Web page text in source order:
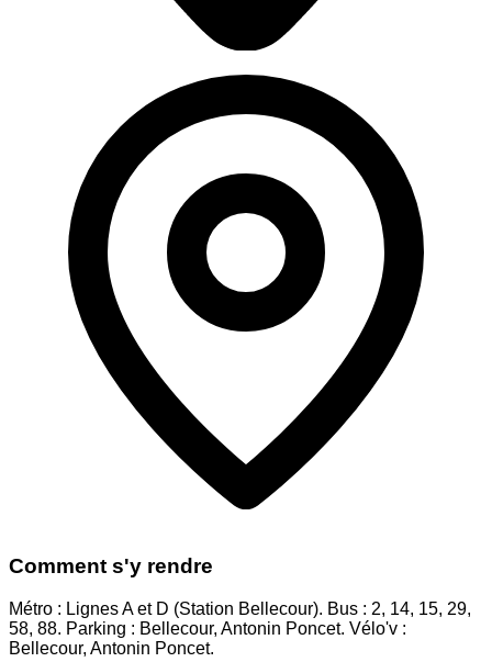
Comment s'y rendre
Métro : Lignes A et D (Station Bellecour). Bus : 2, 14, 15, 29,
58, 88. Parking : Bellecour, Antonin Poncet. Vélo'v :
Bellecour, Antonin Poncet.